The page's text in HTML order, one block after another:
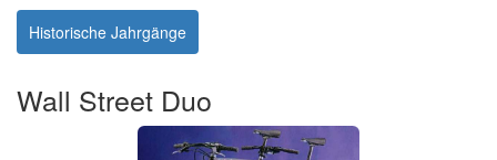
Historische Jahrgänge
Wall Street Duo